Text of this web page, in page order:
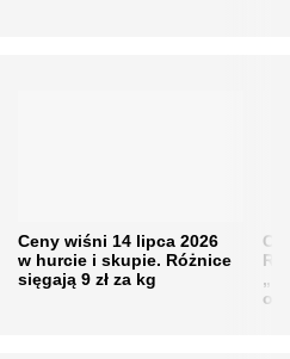
Ceny wiśni 14 lipca 2026
w hurcie i skupie. Różnice
sięgają 9 zł za kg